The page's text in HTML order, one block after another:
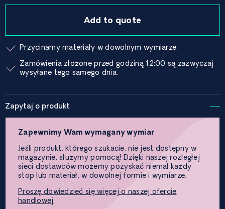
Add to quote
Przycinamy materiały w dowolnym wymiarze.
Zamówienia złożone przed godziną 12:00 są zazwyczaj
wysyłane tego samego dnia.
Zapytaj o produkt
Zapewnimy Wam wymagany wymiar
Jeśli produkt, którego szukacie, nie jest dostępny w
magazynie, służymy pomocą! Dzięki naszej rozległej
sieci dostawców możemy pozyskać niemal każdy
stop lub materiał, w dowolnej formie i wymiarze.
Proszę dowiedzieć się więcej o naszej ofercie
handlowej